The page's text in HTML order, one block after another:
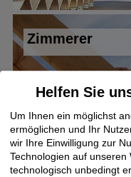
Zimmerer
Helfen Sie
Um Ihnen ein möglichst
ermöglichen und Ihr
wir Ihre Einwilligung zur
Technologien auf
technologisch unbedingt